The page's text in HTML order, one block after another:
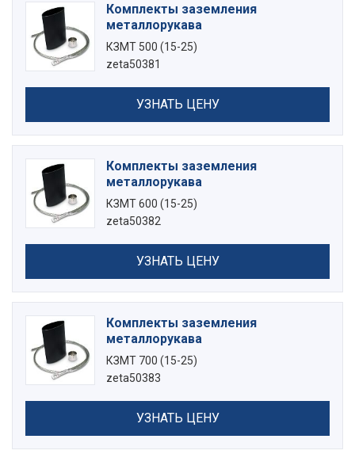
Комплекты заземления
металлорукава
КЗМТ 500 (15-25)
zeta50381
УЗНАТЬ ЦЕНУ
Комплекты заземления
металлорукава
КЗМТ 600 (15-25)
zeta50382
УЗНАТЬ ЦЕНУ
Комплекты заземления
металлорукава
КЗМТ 700 (15-25)
zeta50383
УЗНАТЬ ЦЕНУ